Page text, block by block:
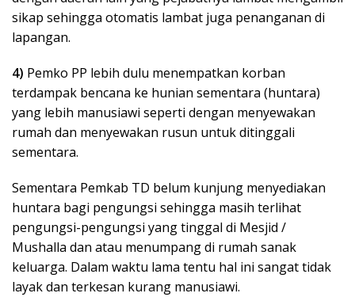
sikap sehingga otomatis lambat juga penanganan di
lapangan.
4) Pemko PP lebih dulu menempatkan korban
terdampak bencana ke hunian sementara (huntara)
yang lebih manusiawi seperti dengan menyewakan
rumah dan menyewakan rusun untuk ditinggali
sementara.
Sementara Pemkab TD belum kunjung menyediakan
huntara bagi pengungsi sehingga masih terlihat
pengungsi-pengungsi yang tinggal di Mesjid /
Mushalla dan atau menumpang di rumah sanak
keluarga. Dalam waktu lama tentu hal ini sangat tidak
layak dan terkesan kurang manusiawi.